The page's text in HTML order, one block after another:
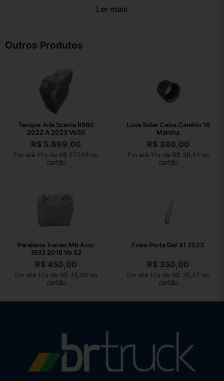
Ler mais
Outros Produtos
Tanque Arla Scania R560
2022 A 2023 Vo50
R$ 5.699,00
Em até 12x de R$ 577,55 no
cartão
Luva Solar Caixa Cambio 16
Marcha
R$380,00
Em até 12x de R$ 38,51 no
cartão
Paralama Tracao Mb Axor
1933 2019 Vo 52
R$ 450,00
Em até 12x de R$ 45,60 no
cartão
Friso Porta Daf Xf 2023
R$ 350,00
Em até 12x de R$ 35,47 no
cartão